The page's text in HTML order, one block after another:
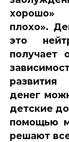
плохо».
это
получает
денег
детские
помощью
решают